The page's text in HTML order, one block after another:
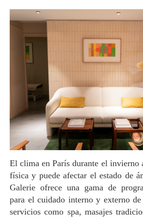
El clima en París durante el invierno aumenta la tensión
física y puede afectar el estado de
Galerie ofrece una gama de
para el cuidado interno y externo
servicios como spa, masajes